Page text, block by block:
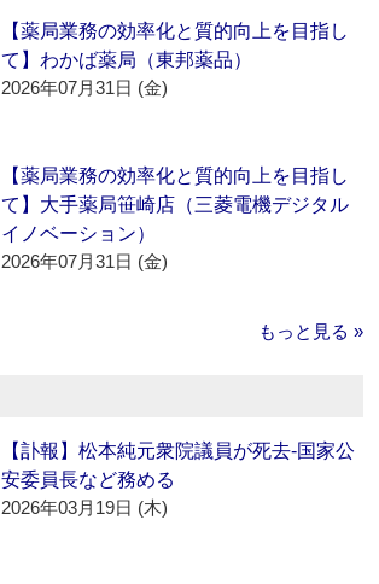
【薬局業務の効率化と質的向上を目指し
て】わかば薬局（東邦薬品）
2026年07月31日 (金)
【薬局業務の効率化と質的向上を目指し
て】大手薬局笹崎店（三菱電機デジタル
イノベーション）
2026年07月31日 (金)
もっと見る »
【訃報】松本純元衆院議員が死去‐国家公
安委員長など務める
2026年03月19日 (木)